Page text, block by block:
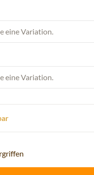
eine Variation.
eine Variation.